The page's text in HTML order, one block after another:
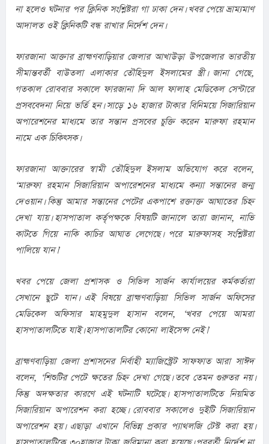
না হলেও ঘটনার পর ক্লিনিক সংশ্লিষ্টরা গা ঢাকা দেন। খবর পেয়ে ভ্রাম্যমাণ
আদালত ওই ক্লিনিকটি বন্ধ রাখার নির্দেশ দেন।
ফারজানা আক্তার ব্রাহ্মণবাড়িয়ার জেলার আখাউড়া উপজেলার ভারতীয়
সীমান্তবর্তী বাউতলা এলাকার তৌহিদুল ইসলামের স্ত্রী। জানা গেছে,
গতকাল রোববার সকালে ফারজানা দি আল ফালাহ মেডিকেল সেন্টারে
প্রসববেদনা নিয়ে ভর্তি হন। সাড়ে ১৬ হাজার টাকার বিনিময়ে সিজারিয়ান
অপারেশনের মাধ্যমে তার সন্তান প্রসবের চুক্তি করেন মারুফা রহমান
নামে এক চিকিৎসক।
ফারজানা আক্তারের স্বামী তৌহিদুল ইসলাম অভিযোগ করে বলেন,
‘মারুফা রহমান সিজারিয়ান অপারেশনের মাধ্যমে কন্যা সন্তানের জন্ম
দেওয়ান। কিন্তু আমার সন্তানের পেটের একপাশে রক্তাক্ত আঘাতের চিহ্ন
দেখা যায়। হাসপাতাল কর্তৃপক্ষকে বিষয়টি জানালে তারা জানান, নাভি
কাটতে গিয়ে নাকি কাচির আঘাত লেগেছে। পরে মারুফাসহ সংশ্লিষ্টরা
পালিয়ে যান।’
খবর পেয়ে জেলা প্রশাসক ও সিভিল সার্জন কার্যালয়ের কর্মকর্তারা
সেখানে ছুটে যান। এই বিষয়ে ব্রাহ্মণবাড়িয়া সিভিল সার্জন অফিসের
মেডিকেল অফিসার মাহমুদুল হাসান বলেন, ‘খবর পেয়ে আমরা
হাসপাতালটিতে যাই। হাসপাতালটির কোনো লাইসেন্স নেই।’
ব্রাহ্মণবাড়িয়া জেলা প্রশাসনের নির্বাহী ম্যাজিস্ট্রেট সাফফাত আরা সাঈদ
বলেন, ‘শিশুটির পেটে ক্ষতের চিহ্ন দেখা গেছে। তবে তেমন গুরুতর নয়।
কিন্তু অদক্ষতার কারণে এই ঘটনাটি ঘটেছে। হাসপাতালটিতে নিয়মিত
সিজারিয়ান অপারেশন করা হচ্ছে। রোববার সকালেও দুইটি সিজারিয়ান
অপারেশন হয়। এছাড়া এখানে বিভিন্ন প্রকার প্যাথলজি টেস্ট করা হয়।